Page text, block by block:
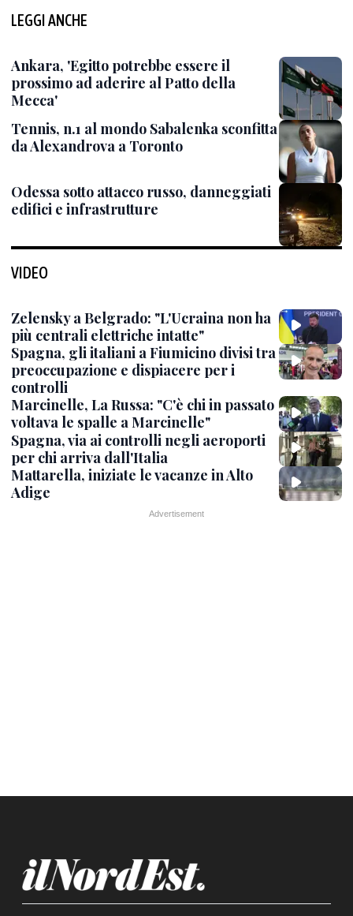
LEGGI ANCHE
Ankara, 'Egitto potrebbe essere il
prossimo ad aderire al Patto della
Mecca'
Tennis, n.1 al mondo Sabalenka sconfitta
da Alexandrova a Toronto
Odessa sotto attacco russo, danneggiati
edifici e infrastrutture
VIDEO
Zelensky a Belgrado: "L'Ucraina non ha
più centrali elettriche intatte"
Spagna, gli italiani a Fiumicino divisi tra
preoccupazione e dispiacere per i
controlli
Marcinelle, La Russa: "C'è chi in passato
voltava le spalle a Marcinelle"
Spagna, via ai controlli negli aeroporti
per chi arriva dall'Italia
Mattarella, iniziate le vacanze in Alto
Adige